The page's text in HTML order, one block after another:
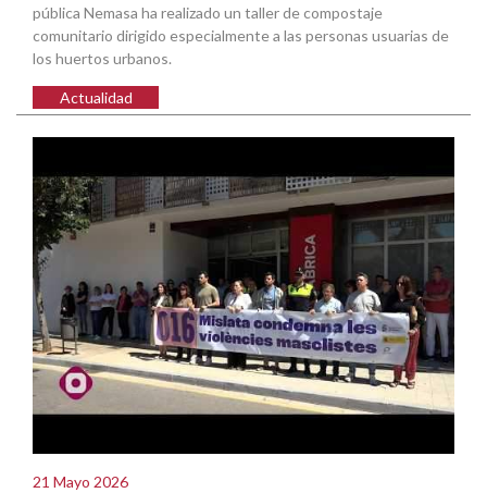
pública Nemasa ha realizado un taller de compostaje
comunitario dirigido especialmente a las personas usuarias de
los huertos urbanos.
Actualidad
21 Mayo 2026